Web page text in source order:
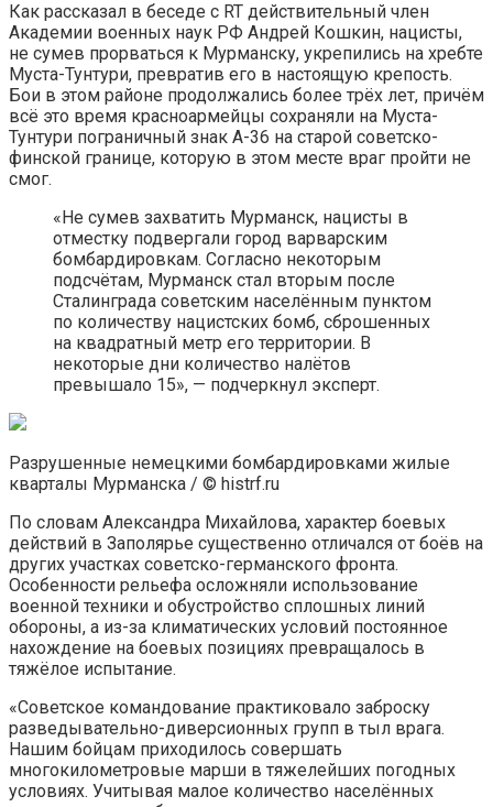
Как рассказал в беседе с RT действительный член
Академии военных наук РФ Андрей Кошкин, нацисты,
не сумев прорваться к Мурманску, укрепились на хребте
Муста-Тунтури, превратив его в настоящую крепость.
Бои в этом районе продолжались более трёх лет, причём
всё это время красноармейцы сохраняли на Муста-
Тунтури пограничный знак А-36 на старой советско-
финской границе, которую в этом месте враг пройти не
смог.
«Не сумев захватить Мурманск, нацисты в
отместку подвергали город варварским
бомбардировкам. Согласно некоторым
подсчётам, Мурманск стал вторым после
Сталинграда советским населённым пунктом
по количеству нацистских бомб, сброшенных
на квадратный метр его территории. В
некоторые дни количество налётов
превышало 15», — подчеркнул эксперт.
Разрушенные немецкими бомбардировками жилые
кварталы Мурманска / © histrf.ru
По словам Александра Михайлова, характер боевых
действий в Заполярье существенно отличался от боёв на
других участках советско-германского фронта.
Особенности рельефа осложняли использование
военной техники и обустройство сплошных линий
обороны, а из-за климатических условий постоянное
нахождение на боевых позициях превращалось в
тяжёлое испытание.
«Советское командование практиковало заброску
разведывательно-диверсионных групп в тыл врага.
Нашим бойцам приходилось совершать
многокилометровые марши в тяжелейших погодных
условиях. Учитывая малое количество населённых